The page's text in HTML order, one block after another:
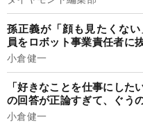
孫正義が「顔も見たくな
員をロボット事業責任者に
小倉健一
「好きなことを仕事にした
の回答が正論すぎて、ぐう
小倉健一